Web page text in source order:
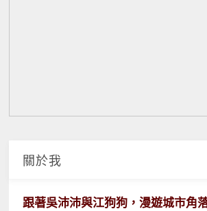
關於我
跟著吳沛沛與江狗狗，漫遊城市角